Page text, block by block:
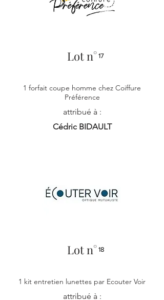
Lot n° 17
1 forfait coupe homme chez Coiffure
Préférence
attribué à :
Cédric BIDAULT
Lot n° 18
1 kit entretien lunettes par Ecouter Voir
attribué à :